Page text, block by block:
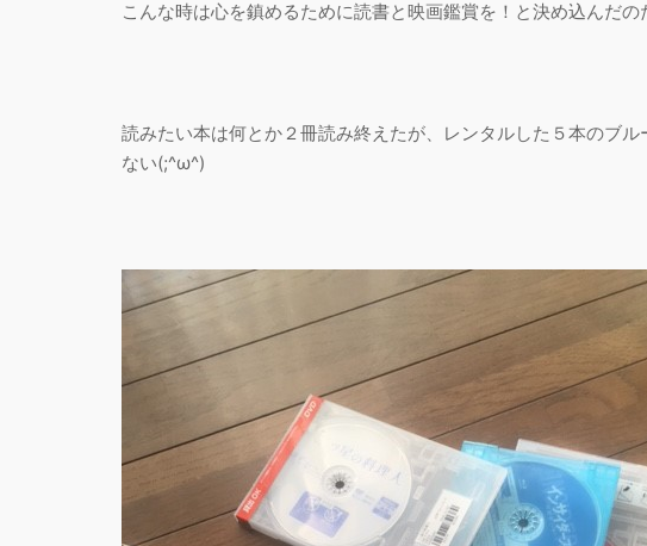
こんな時は心を鎮めるために読書と映画鑑賞を！と決め込んだの
読みたい本は何とか２冊読み終えたが、レンタルした５本のブ
ない(;^ω^)